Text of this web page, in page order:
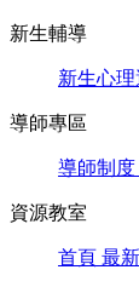
新生輔導
新生心
導師專區
導師制度
資源教室
首頁 最